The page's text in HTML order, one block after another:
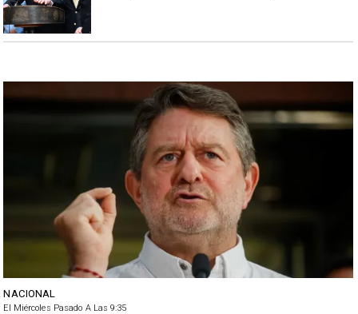
NACIONAL
El Miércoles Pasado A Las 9:35